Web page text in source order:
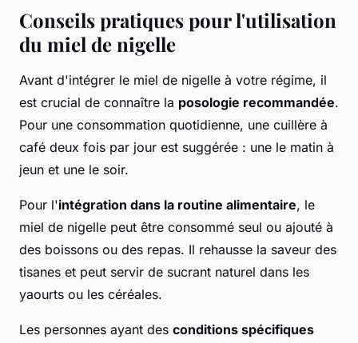
Conseils pratiques pour l'utilisation
du miel de nigelle
Avant d'intégrer le miel de nigelle à votre régime, il
est crucial de connaître la posologie recommandée.
Pour une consommation quotidienne, une cuillère à
café deux fois par jour est suggérée : une le matin à
jeun et une le soir.
Pour l'intégration dans la routine alimentaire, le
miel de nigelle peut être consommé seul ou ajouté à
des boissons ou des repas. Il rehausse la saveur des
tisanes et peut servir de sucrant naturel dans les
yaourts ou les céréales.
Les personnes ayant des conditions spécifiques